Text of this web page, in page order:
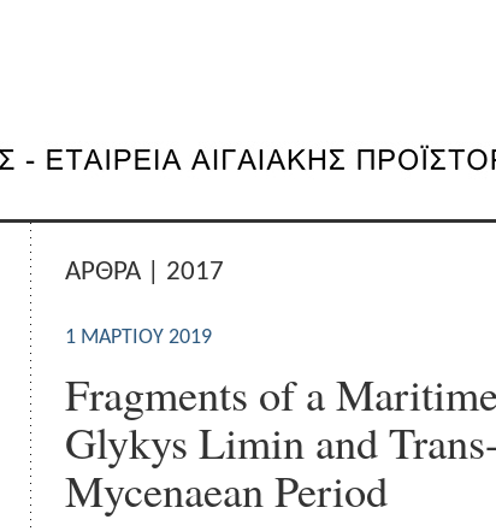
ΑΡΘΡΑ | 2017
1 ΜΑΡΤΊΟΥ 2019
Fragments of a
Glykys Limin and
Mycenaean Period